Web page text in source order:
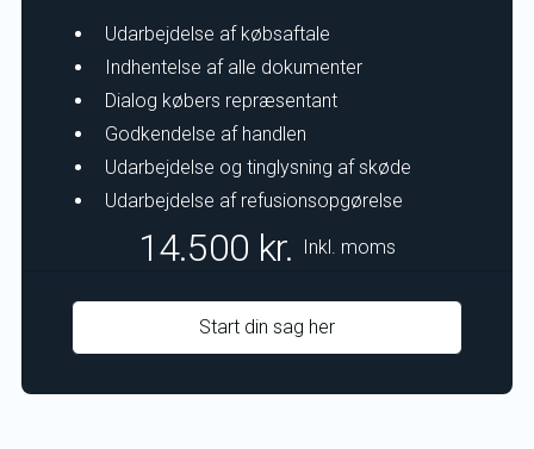
Udarbejdelse af købsaftale
Indhentelse af alle dokumenter
Dialog købers repræsentant
Godkendelse af handlen
Udarbejdelse og tinglysning af skøde
Udarbejdelse af refusionsopgørelse
14.500 kr. Inkl. moms
Start din sag her